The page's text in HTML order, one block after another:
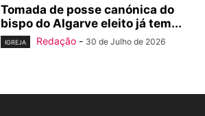
Tomada de posse canónica do
bispo do Algarve eleito já tem...
IGREJA Redação - 30 de Julho de 2026